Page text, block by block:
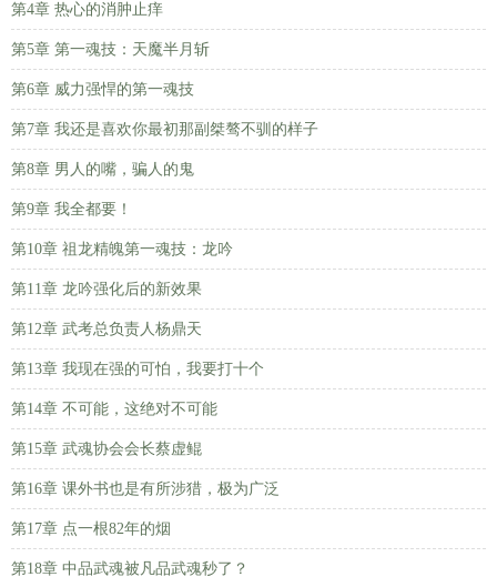
第4章 热心的消肿止痒
第5章 第一魂技：天魔半月斩
第6章 威力强悍的第一魂技
第7章 我还是喜欢你最初那副桀骜不驯的样子
第8章 男人的嘴，骗人的鬼
第9章 我全都要！
第10章 祖龙精魄第一魂技：龙吟
第11章 龙吟强化后的新效果
第12章 武考总负责人杨鼎天
第13章 我现在强的可怕，我要打十个
第14章 不可能，这绝对不可能
第15章 武魂协会会长蔡虚鲲
第16章 课外书也是有所涉猎，极为广泛
第17章 点一根82年的烟
第18章 中品武魂被凡品武魂秒了？